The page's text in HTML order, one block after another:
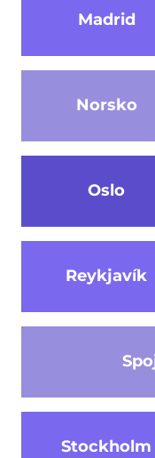
Madrid
Norsko
Oslo
Reykjavík
Stockholm